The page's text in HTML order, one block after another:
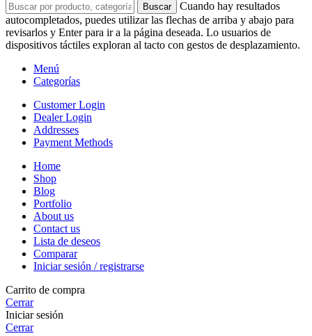
Buscar
Cuando hay resultados
autocompletados, puedes utilizar las flechas de arriba y abajo para
revisarlos y Enter para ir a la página deseada. Lo usuarios de
dispositivos táctiles exploran al tacto con gestos de desplazamiento.
Menú
Categorías
Customer Login
Dealer Login
Addresses
Payment Methods
Home
Shop
Blog
Portfolio
About us
Contact us
Lista de deseos
Comparar
Iniciar sesión / registrarse
Carrito de compra
Cerrar
Iniciar sesión
Cerrar